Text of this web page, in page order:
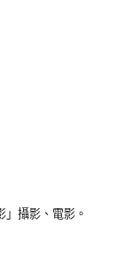
攝影、電影。